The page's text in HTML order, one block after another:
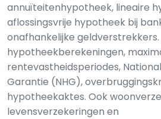
annuïteitenhypotheek, lineaire
aflossingsvrije hypotheek bij
onafhankelijke
hypotheekberekeningen,
rentevastheidsperiodes,
Garantie (NHG),
hypotheekaktes. Ook
levensverzekeringen en